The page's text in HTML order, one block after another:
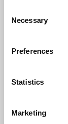
Selection
Necessary
Preferences
Statistics
Marketing